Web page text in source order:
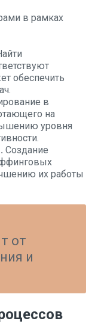
в рамках
обеспечить
в
на
уровня
Создание
их работы
от
и